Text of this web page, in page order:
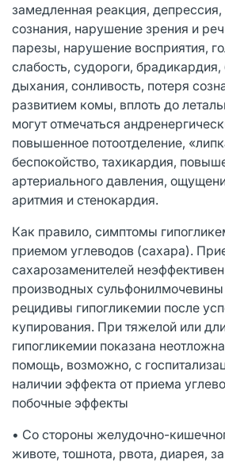
замедленная реакция, депрессия,
сознания, нарушение зрения и
парезы, нарушение восприятия,
слабость, судороги,
дыхания, сонливость, потеря
развитием комы, вплоть до
могут отмечаться
повышенное потоотделение,
беспокойство, тахикардия,
артериального давления,
аритмия и стенокардия.
Как правило, симптомы
приемом углеводов (сахара).
сахарозаменителей
производных
рецидивы гипогликемии после
купирования. При тяжелой или
гипогликемии показана
помощь, возможно, с
наличии эффекта от приема
побочные эффекты
• Со стороны желудочно-
животе, тошнота, рвота, диарея,